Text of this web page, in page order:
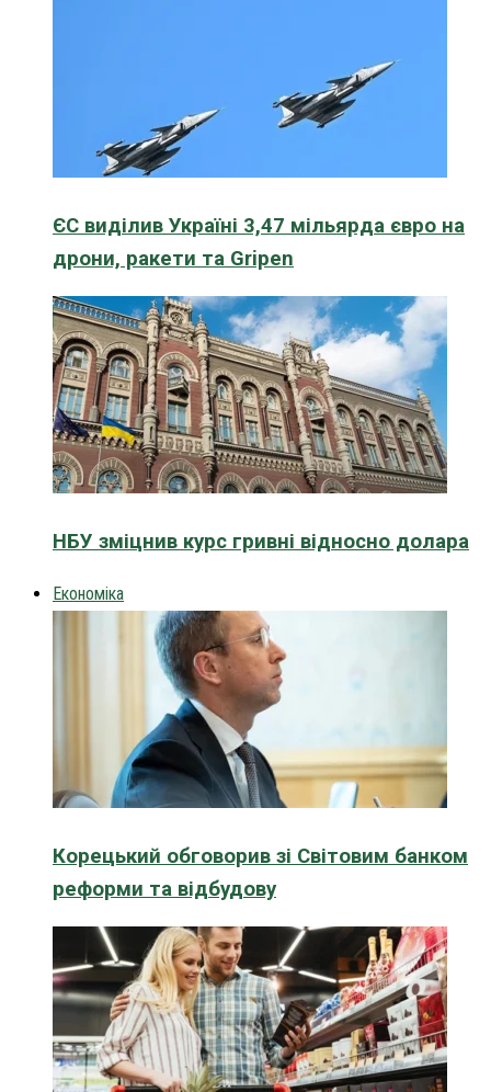
ЄС виділив Україні 3,47 мільярда євро на
дрони, ракети та Gripen
НБУ зміцнив курс гривні відносно долара
Економіка
Корецький обговорив зі Світовим банком
реформи та відбудову